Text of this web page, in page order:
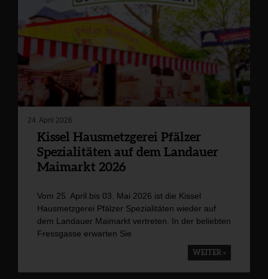
Kissel Hausmetzgerei Pfälzer
Spezialitäten auf dem Landauer
Maimarkt 2026
Vom 25. April bis 03. Mai 2026 ist die Kissel
Hausmetzgerei Pfälzer Spezialitäten wieder auf
dem Landauer Maimarkt vertreten. In der beliebten
Fressgasse erwarten Sie
WEITER »
24. April 2026